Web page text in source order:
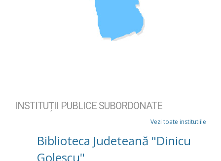
INSTITUȚII PUBLICE SUBORDONATE
Vezi toate institutiile
Biblioteca Judeteană "Dinicu
Golescu"